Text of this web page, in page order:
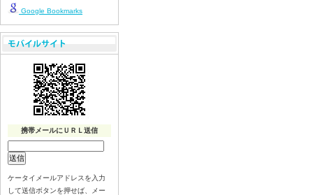
Google Bookmarks
携帯メールにＵＲＬ送信
ケータイメールアドレスを入力
して送信ボタンを押せば、メー